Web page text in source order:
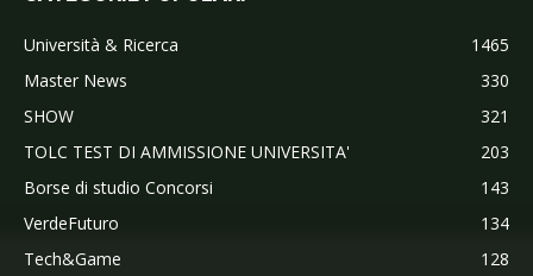
Università & Ricerca
1465
Master News
330
SHOW
321
TOLC TEST DI AMMISSIONE UNIVERSITA'
203
Borse di studio Concorsi
143
VerdeFuturo
134
Tech&Game
128